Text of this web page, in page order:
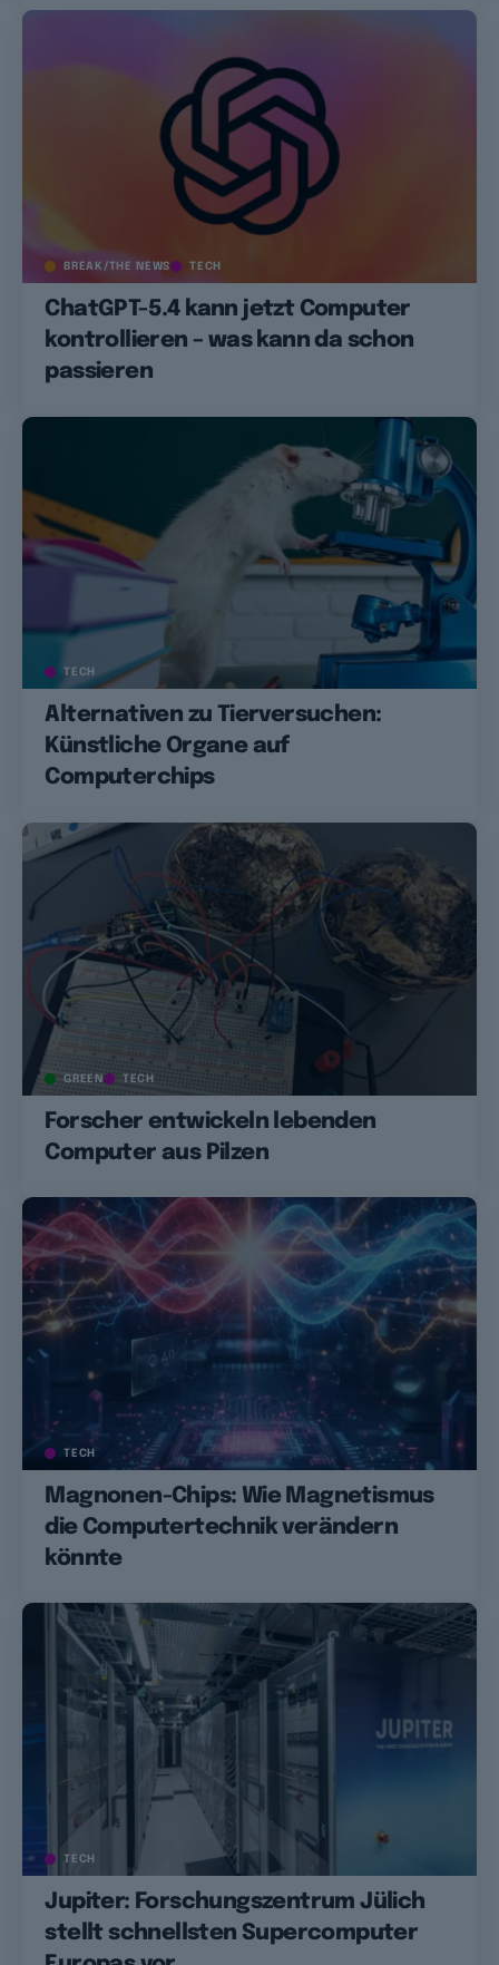
BREAK/THE NEWS TECH
ChatGPT-5.4 kann jetzt Computer
kontrollieren – was kann da schon
passieren
TECH
Alternativen zu Tierversuchen:
Künstliche Organe auf
Computerchips
GREEN TECH
Forscher entwickeln lebenden
Computer aus Pilzen
TECH
Magnonen-Chips: Wie Magnetismus
die Computertechnik verändern
könnte
TECH
Jupiter: Forschungszentrum Jülich
stellt schnellsten Supercomputer